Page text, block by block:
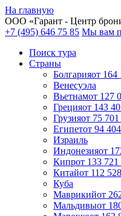
На главную
ООО «Гарант - Центр
+7 (495) 646 75 85 Мы вам
Поиск тура
Cтраны
Болгарияот 164
Венесуэла
Вьетнамот 127
Грецияот 143
Грузияот 75
Египетот 94
Израиль
Индонезияот
Кипрот 133 721
Китайот 112
Куба
Маврикийот
Мальдивыот